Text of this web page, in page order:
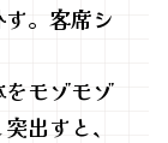
。客席シ
モゾモゾ
出すと、